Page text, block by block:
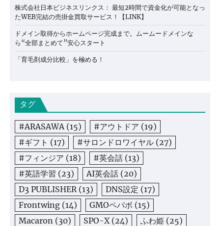
株式会社日本ビジネスリンクス： 最短2時間で資金化が可能となっ
たWEB完結の売掛金買取サービス！【LINK】
ドメイン取得からホームページ完成まで。ムームードメインな
ら“全部まとめて”安心スタート
「育毛剤成分比較」を極める！
タグ
#ARASAWA (15) #アウトドア (19)
#ギフト (17) #サロンドロワイヤル (27)
#フィンジア (18) #英会話 (13)
#英語学習 (23) AI英会話 (20)
D3 PUBLISHER (13) DNS設定 (17)
Frontwing (14) GMOペパボ (15)
Macaron (30) SPO-X (24) ふわ姫 (25)